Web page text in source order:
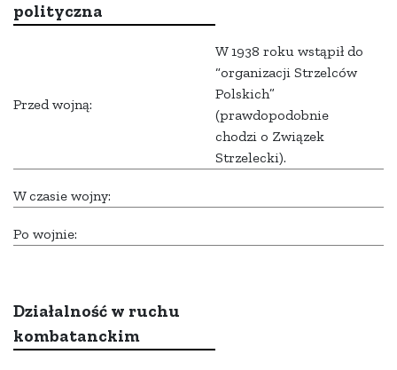
polityczna
Przed wojną:
W 1938 roku wstąpił do
“organizacji Strzelców
Polskich”
(prawdopodobnie
chodzi o Związek
Strzelecki).
W czasie wojny:
Po wojnie:
Działalność w ruchu
kombatanckim